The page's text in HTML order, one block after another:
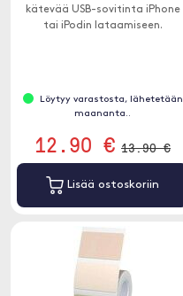
kätevää USB-sovitinta iPhone
tai iPodin lataamiseen.
Löytyy varastosta, lähetetään
maananta..
12.90 € 13.90 €
Lisää ostoskoriin